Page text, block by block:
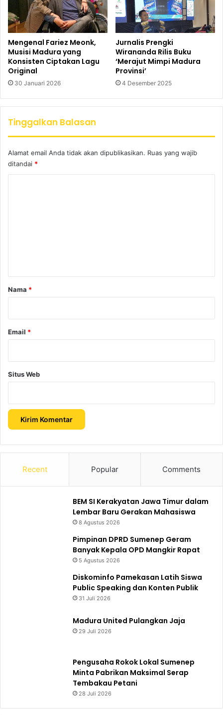
Mengenal Fariez Meonk,
Musisi Madura yang
Konsisten Ciptakan Lagu
Original
30 Januari 2026
Jurnalis Prengki
Wirananda Rilis Buku
‘Merajut Mimpi Madura
Provinsi’
4 Desember 2025
Tinggalkan Balasan
Alamat email Anda tidak akan dipublikasikan. Ruas yang wajib
ditandai *
r
Nama *
Email *
Situs Web
Recent Popular Comments
BEM SI Kerakyatan Jawa Timur dalam
Lembar Baru Gerakan Mahasiswa
8 Agustus 2026
Pimpinan DPRD Sumenep Geram
Banyak Kepala OPD Mangkir Rapat
5 Agustus 2026
Diskominfo Pamekasan Latih Siswa
Public Speaking dan Konten Publik
31 Juli 2026
Madura United Pulangkan Jaja
29 Juli 2026
Pengusaha Rokok Lokal Sumenep
Minta Pabrikan Maksimal Serap
Tembakau Petani
28 Juli 2026